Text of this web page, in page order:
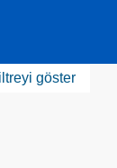
göster